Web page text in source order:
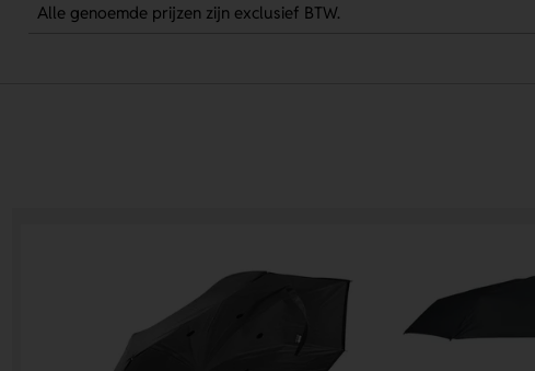
Alle genoemde prijzen zijn exclusief BTW.